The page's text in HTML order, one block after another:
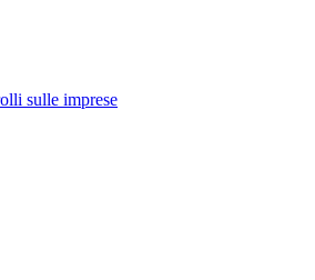
sulle imprese